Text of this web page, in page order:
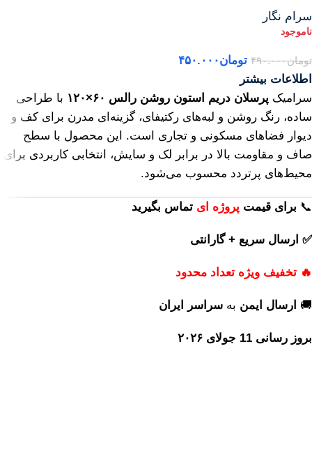
سرام نگار
تومان۴۹۰.۰۰۰ تومان۴۵۰.۰۰۰
اطلاعات بیشتر
سرامیک پرسلان دریم استون روشن رالس ۶۰×۱۲۰
با طراحی
ساده، رنگ روشن و لبه‌های رکتیفای، گزینه‌ای مدرن برای کف و
دیوار فضاهای مسکونی و تجاری است. این محصول با سطح
صاف و مقاومت بالا در برابر لک و سایش، انتخابی کاربردی برای
محیط‌های پرتردد محسوب می‌شود.
📞 برای قیمت پروژه ای تماس بگیرید
✅ ارسال سریع + گارانتی
🔥 تخفیف ویژه تعداد محدود
🚚 ارسال ایمن به سراسر ایران
بروز رسانی 11 جولای ۲۰۲۶